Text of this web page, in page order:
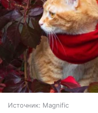
Источник: Magnific